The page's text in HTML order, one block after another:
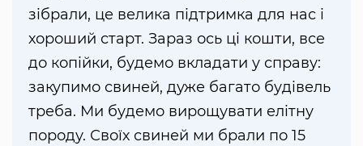
зібрали, це велика підтримка для нас і
хороший старт. Зараз ось ці кошти, все
до копійки, будемо вкладати у справу:
закупимо свиней, дуже багато будівель
треба. Ми будемо вирощувати елітну
породу. Своїх свиней ми брали по 15